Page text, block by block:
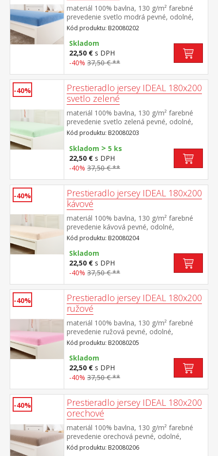
materiál 100% bavlna, 130 g/m² farebné
prevedenie svetlo modrá pevné, odolné,
stálofarebné, obšité gumou pre matrace do
výšky 25 cm prateľné do 60 °C
Kód produktu: B20080202
Skladom
22,50 € s DPH
-40% 37,50 € **
-40%
Prestieradlo jersey IDEAL 180x200
svetlo zelené
materiál 100% bavlna, 130 g/m² farebné
prevedenie svetlo zelená pevné, odolné,
stálofarebné, obšité gumou pre matrace do
výšky 25 cm prateľné do 60 °C
Kód produktu: B20080203
Skladom > 5 ks
22,50 € s DPH
-40% 37,50 € **
-40%
Prestieradlo jersey IDEAL 180x200
kávové
materiál 100% bavlna, 130 g/m² farebné
prevedenie kávová pevné, odolné,
stálofarebné, obšité gumou pre matrace do
výšky 25 cm prateľné do 60 °C
Kód produktu: B20080204
Skladom
22,50 € s DPH
-40% 37,50 € **
-40%
Prestieradlo jersey IDEAL 180x200
ružové
materiál 100% bavlna, 130 g/m² farebné
prevedenie ružová pevné, odolné,
stálofarebné, obšité gumou pre matrace do
výšky 25 cm prateľné do 60 °C
Kód produktu: B20080205
Skladom
22,50 € s DPH
-40% 37,50 € **
-40%
Prestieradlo jersey IDEAL 180x200
orechové
materiál 100% bavlna, 130 g/m² farebné
prevedenie orechová pevné, odolné,
stálofarebné, obšité gumou pre matrace do
výšky 25 cm prateľné do 60 °C
Kód produktu: B20080206